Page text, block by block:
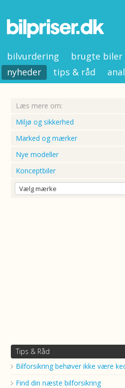
bilvurdering brugte biler
nyheder
tips & råd
Læs mere om:
Miljø og sikkerhed
Marked og mærker
Nye modeller
Konceptbiler
Tips & Råd
Bilforsikring behøver ikke være
Find din næste bilforsikring